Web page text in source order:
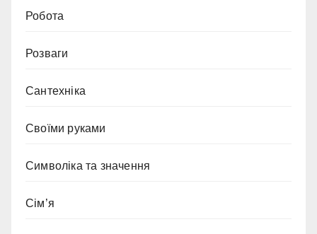
Робота
Розваги
Сантехніка
Своїми руками
Символіка та значення
Сім’я